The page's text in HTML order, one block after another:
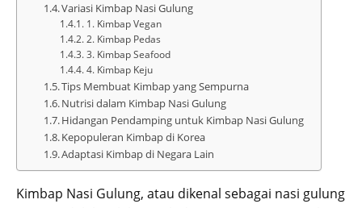
Variasi Kimbap Nasi Gulung
1. Kimbap Vegan
2. Kimbap Pedas
3. Kimbap Seafood
4. Kimbap Keju
Tips Membuat Kimbap yang Sempurna
Nutrisi dalam Kimbap Nasi Gulung
Hidangan Pendamping untuk Kimbap Nasi Gulung
Kepopuleran Kimbap di Korea
Adaptasi Kimbap di Negara Lain
Kimbap Nasi Gulung, atau dikenal sebagai nasi gulung